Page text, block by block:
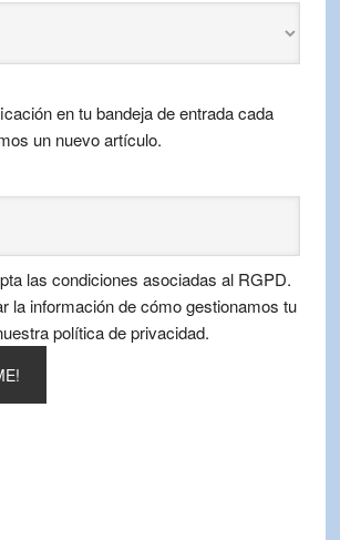
en tu bandeja de entrada cada
un nuevo artículo.
las condiciones asociadas al RGPD.
la información de cómo gestionamos tu
política de privacidad.